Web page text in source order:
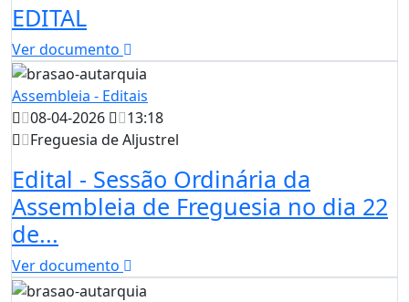
EDITAL
Ver documento
Assembleia - Editais
08-04-2026
13:18
Freguesia de Aljustrel
Edital - Sessão Ordinária da
Assembleia de Freguesia no dia 22
de...
Ver documento